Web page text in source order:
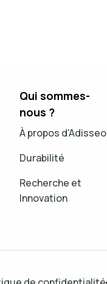
Qui sommes-
nous ?
À propos d'Adisseo
Durabilité
Recherche et
Innovation